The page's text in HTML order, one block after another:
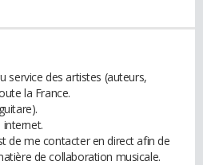
service des artistes (auteurs,
la France.
internet.
de me contacter en direct afin de
de collaboration musicale.